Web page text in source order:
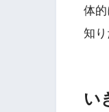
体
知り
い